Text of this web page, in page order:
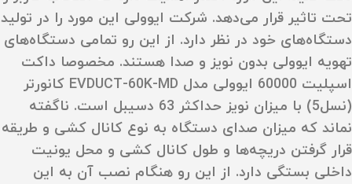
تحت تاثیر قرار می‌دهد. شرکت ایوولی این مورد را در تولید
دستگاه‌های خود در نظر دارد. از این رو تمامی دستگاه‌های
تهویه ایوولی بدون نویز و صدا هستند. مخصوصا داکت
اسپلیت 60000 ایوولی مدل EVDUCT-60K-MD کانورتر
(نسل5) با میزان نویز حداکثر 63 دسیبل است. ناگفته
نماند که میزان صدای دستگاه به نوع کانال کشی و طریقه
قرار گرفتن دریچه‌ها و طول کانال کشی و محل یونیت
داخلی بستگی دارد. از این رو هنگام نصب آن به این